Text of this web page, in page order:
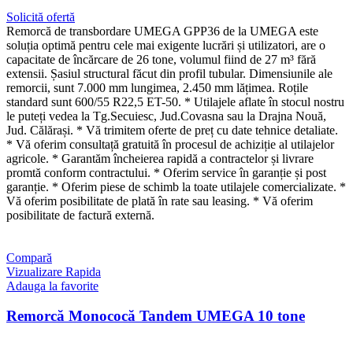
Solicită ofertă
Remorcă de transbordare UMEGA GPP36 de la UMEGA este
soluția optimă pentru cele mai exigente lucrări și utilizatori, are o
capacitate de încărcare de 26 tone, volumul fiind de 27 m³ fără
extensii. Șasiul structural făcut din profil tubular. Dimensiunile ale
remorcii, sunt 7.000 mm lungimea, 2.450 mm lățimea. Roțile
standard sunt 600/55 R22,5 ET-50. * Utilajele aflate în stocul nostru
le puteți vedea la Tg.Secuiesc, Jud.Covasna sau la Drajna Nouă,
Jud. Călărași. * Vă trimitem oferte de preț cu date tehnice detaliate.
* Vă oferim consultață gratuită în procesul de achiziție al utilajelor
agricole. * Garantăm încheierea rapidă a contractelor și livrare
promtă conform contractului. * Oferim service în garanție și post
garanție. * Oferim piese de schimb la toate utilajele comercializate. *
Vă oferim posibilitate de plată în rate sau leasing. * Vă oferim
posibilitate de factură externă.
Compară
Vizualizare Rapida
Adauga la favorite
Remorcă Monococă Tandem UMEGA 10 tone